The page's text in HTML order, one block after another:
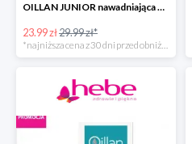
OILLAN JUNIOR nawadniająca emulsja do ciała
23.99 zł29.99 zł*
*najniższa cena z 30 dni przed obniżką